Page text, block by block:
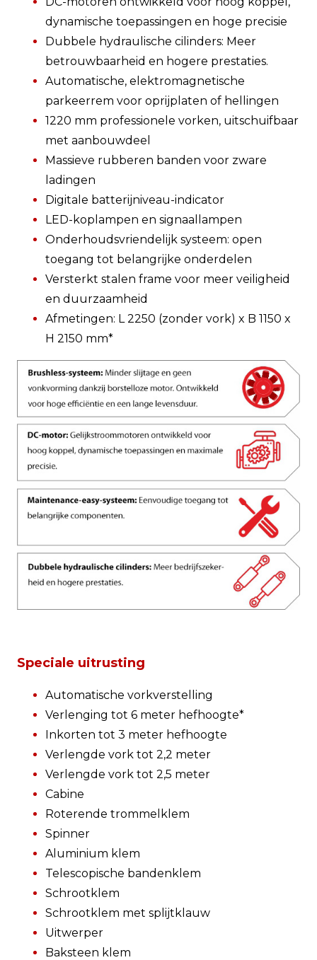
dynamische toepassingen en hoge precisie
Dubbele hydraulische cilinders: Meer
betrouwbaarheid en hogere prestaties.
Automatische, elektromagnetische
parkeerrem voor oprijplaten of hellingen
1220 mm professionele vorken, uitschuifbaar
met aanbouwdeel
Massieve rubberen banden voor zware
ladingen
Digitale batterijniveau-indicator
LED-koplampen en signaallampen
Onderhoudsvriendelijk systeem: open
toegang tot belangrijke onderdelen
Versterkt stalen frame voor meer veiligheid
en duurzaamheid
Afmetingen: L 2250 (zonder vork) x B 1150 x
H 2150 mm*
Speciale uitrusting
Automatische vorkverstelling
Verlenging tot 6 meter hefhoogte*
Inkorten tot 3 meter hefhoogte
Verlengde vork tot 2,2 meter
Verlengde vork tot 2,5 meter
Cabine
Roterende trommelklem
Spinner
Aluminium klem
Telescopische bandenklem
Schrootklem
Schrootklem met splijtklauw
Uitwerper
Baksteen klem